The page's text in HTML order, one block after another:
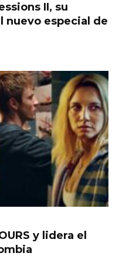
II, su
nuevo especial de
y lidera el